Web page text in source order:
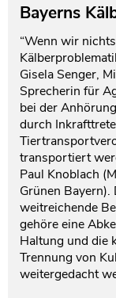
Bayerns
“Wenn wir
Gisela Senger,
Sprecherin für
bei der
durch
transportiert
Paul Knoblach
Grünen
weitreichende
gehöre eine
Haltung und die
Trennung von
weitergedacht